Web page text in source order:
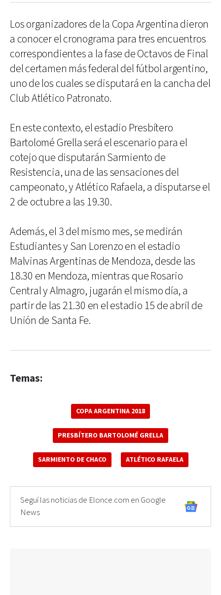
Los organizadores de la Copa Argentina dieron
a conocer el cronograma para tres encuentros
correspondientes a la fase de Octavos de Final
del certamen más federal del fútbol argentino,
uno de los cuales se disputará en la cancha del
Club Atlético Patronato.
En este contexto, el estadio Presbítero
Bartolomé Grella será el escenario para el
cotejo que disputarán Sarmiento de
Resistencia, una de las sensaciones del
campeonato, y Atlético Rafaela, a disputarse el
2 de octubre a las 19.30.
Además, el 3 del mismo mes, se medirán
Estudiantes y San Lorenzo en el estadio
Malvinas Argentinas de Mendoza, desde las
18.30 en Mendoza, mientras que Rosario
Central y Almagro, jugarán el mismo día, a
partir de las 21.30 en el estadio 15 de abril de
Unión de Santa Fe.
Temas:
COPA ARGENTINA 2018
PRESBÍTERO BARTOLOMÉ GRELLA
SARMIENTO DE CHACO ATLÉTICO RAFAELA
Seguí las noticias de Elonce.com en Google
News